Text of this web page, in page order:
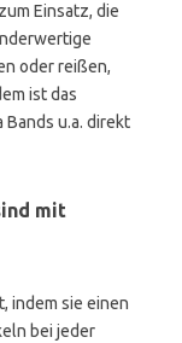
Einsatz, die
oder reißen,
ist das
u.a. direkt
mit
indem sie einen
bei jeder